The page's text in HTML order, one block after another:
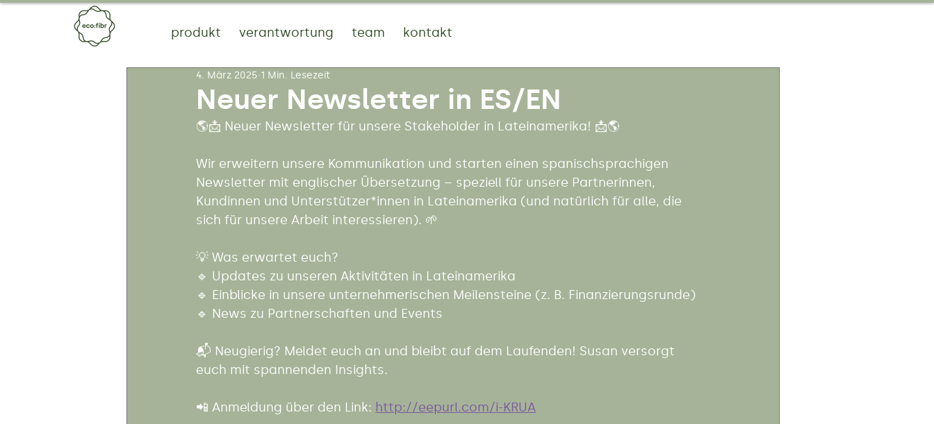
produkt verantwortung team kontakt
Neuer Newsletter in ES/EN
4. März 2025 1 Min. Lesezeit
🌎📩 Neuer Newsletter für unsere Stakeholder in Lateinamerika! 📩🌎
Wir erweitern unsere Kommunikation und starten einen spanischsprachigen
Newsletter mit englischer Übersetzung – speziell für unsere Partnerinnen,
Kundinnen und Unterstützer*innen in Lateinamerika (und natürlich für alle, die
sich für unsere Arbeit interessieren). 🌱
💡 Was erwartet euch?
🔹 Updates zu unseren Aktivitäten in Lateinamerika
🔹 Einblicke in unsere unternehmerischen Meilensteine (z. B. Finanzierungsrunde)
🔹 News zu Partnerschaften und Events
📬 Neugierig? Meldet euch an und bleibt auf dem Laufenden! Susan versorgt
euch mit spannenden Insights.
📲 Anmeldung über den Link: http://eepurl.com/i-KRUA